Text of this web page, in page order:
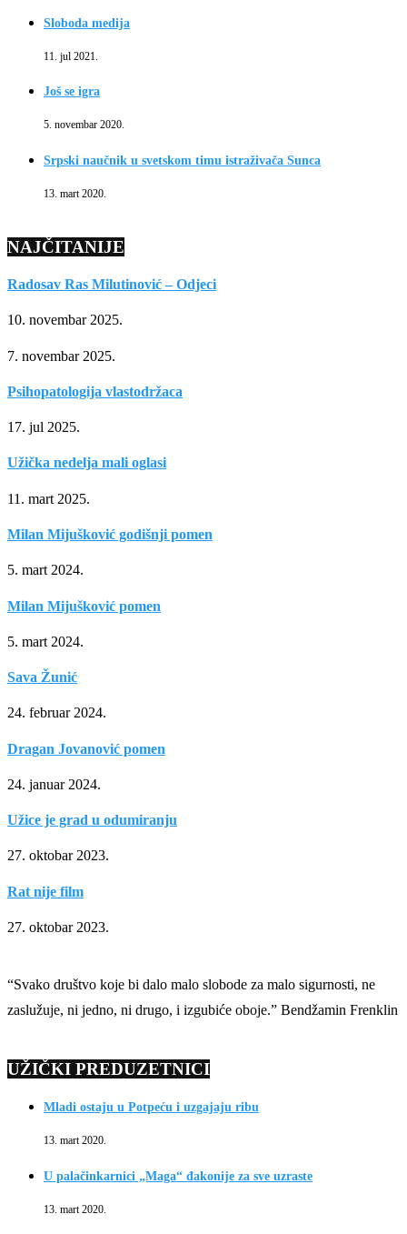
Sloboda medija
11. jul 2021.
Još se igra
5. novembar 2020.
Srpski naučnik u svetskom timu istraživača Sunca
13. mart 2020.
NAJČITANIJE
Radosav Ras Milutinović – Odjeci
10. novembar 2025.
7. novembar 2025.
Psihopatologija vlastodržaca
17. jul 2025.
Užička nedelja mali oglasi
11. mart 2025.
Milan Mijušković godišnji pomen
5. mart 2024.
Milan Mijušković pomen
5. mart 2024.
Sava Žunić
24. februar 2024.
Dragan Jovanović pomen
24. januar 2024.
Užice je grad u odumiranju
27. oktobar 2023.
Rat nije film
27. oktobar 2023.
“Svako društvo koje bi dalo malo slobode za malo sigurnosti, ne
zaslužuje, ni jedno, ni drugo, i izgubiće oboje.” Bendžamin Frenklin
UŽIČKI PREDUZETNICI
Mladi ostaju u Potpeću i uzgajaju ribu
13. mart 2020.
U palačinkarnici „Maga“ đakonije za sve uzraste
13. mart 2020.